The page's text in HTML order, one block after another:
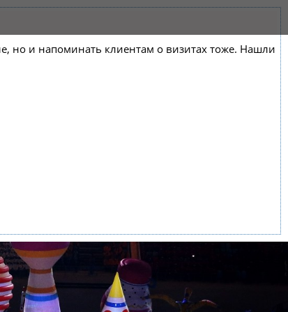
но и напоминать клиентам о визитах тоже. Нашли